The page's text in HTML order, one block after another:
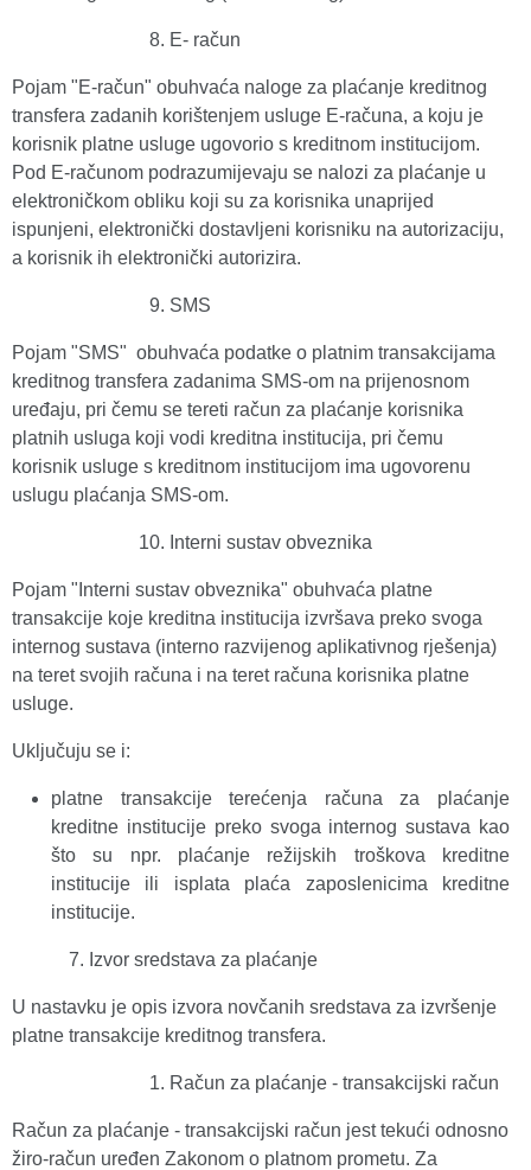
E- račun
Pojam "E-račun" obuhvaća naloge za plaćanje kreditnog
transfera zadanih korištenjem usluge E-računa, a koju je
korisnik platne usluge ugovorio s kreditnom institucijom.
Pod E-računom podrazumijevaju se nalozi za plaćanje u
elektroničkom obliku koji su za korisnika unaprijed
ispunjeni, elektronički dostavljeni korisniku na autorizaciju,
a korisnik ih elektronički autorizira.
SMS
Pojam "SMS" obuhvaća podatke o platnim transakcijama
kreditnog transfera zadanima SMS-om na prijenosnom
uređaju, pri čemu se tereti račun za plaćanje korisnika
platnih usluga koji vodi kreditna institucija, pri čemu
korisnik usluge s kreditnom institucijom ima ugovorenu
uslugu plaćanja SMS-om.
Interni sustav obveznika
Pojam "Interni sustav obveznika" obuhvaća platne
transakcije koje kreditna institucija izvršava preko svoga
internog sustava (interno razvijenog aplikativnog rješenja)
na teret svojih računa i na teret računa korisnika platne
usluge.
Uključuju se i:
platne transakcije terećenja računa za plaćanje
kreditne institucije preko svoga internog sustava kao
što su npr. plaćanje režijskih troškova kreditne
institucije ili isplata plaća zaposlenicima kreditne
institucije.
Izvor sredstava za plaćanje
U nastavku je opis izvora novčanih sredstava za izvršenje
platne transakcije kreditnog transfera.
Račun za plaćanje - transakcijski račun
Račun za plaćanje - transakcijski račun jest tekući odnosno
žiro-račun uređen Zakonom o platnom prometu. Za